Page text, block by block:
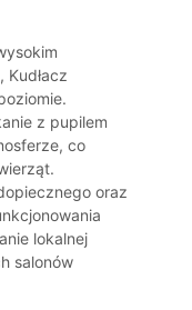
z pupilem
co
oraz
lokalnej
salonów